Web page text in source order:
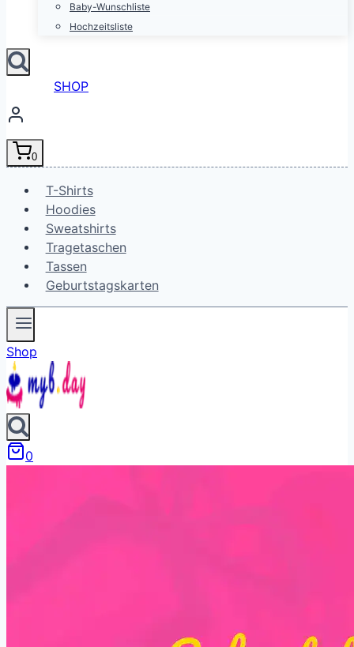
Baby-Wunschliste
Hochzeitsliste
SHOP
0
T-Shirts
Hoodies
Sweatshirts
Tragetaschen
Tassen
Geburtstagskarten
Shop
0